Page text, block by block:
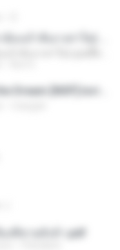
งพี่ชายทั้งห้า.pdf